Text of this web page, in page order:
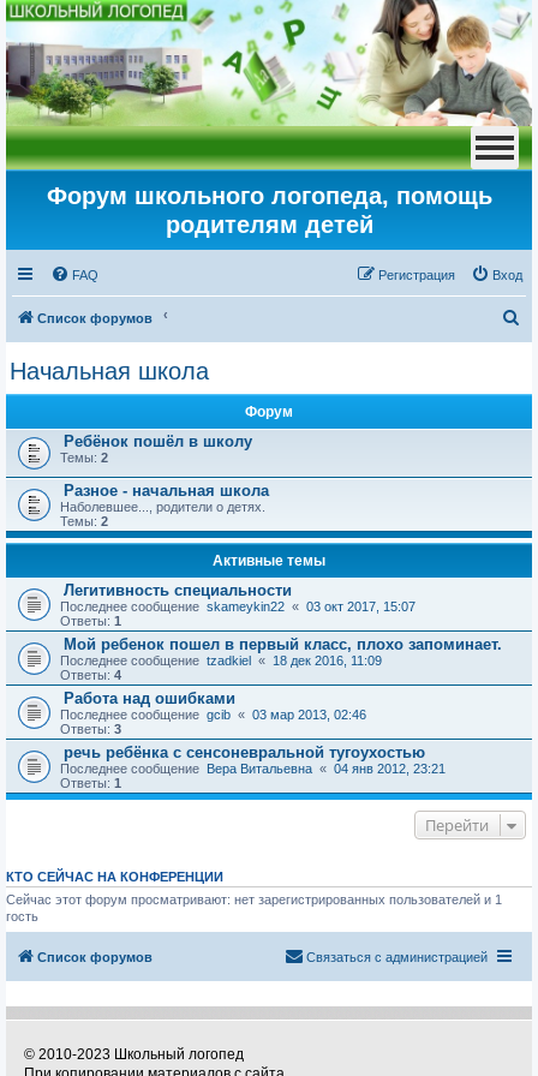
Форум школьного логопеда, помощь
родителям детей
FAQ Вход
Регистрация
Список форумов
о
к
Начальная школа
Форум
Ребёнок пошёл в школу
Темы: 2
Разное - начальная школа
Наболевшее..., родители о детях.
Темы: 2
Активные темы
Легитивность специальности
Последнее сообщение skameykin22 « 03 окт 2017, 15:07
Ответы: 1
Мой ребенок пошел в первый класс, плохо запоминает.
Последнее сообщение tzadkiel « 18 дек 2016, 11:09
Ответы: 4
Работа над ошибками
Последнее сообщение gcib « 03 мар 2013, 02:46
Ответы: 3
речь ребёнка с сенсоневральной тугоухостью
Последнее сообщение Вера Витальевна « 04 янв 2012, 23:21
Ответы: 1
Перейти
КТО СЕЙЧАС НА КОНФЕРЕНЦИИ
Сейчас этот форум просматривают: нет зарегистрированных пользователей и 1
гость
Список форумов Связаться с администрацией
© 2010-2023 Школьный логопед